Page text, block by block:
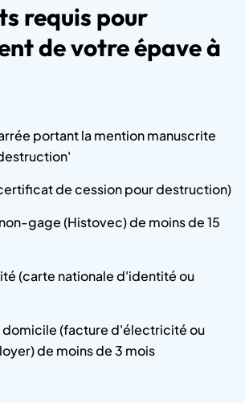
requis pour
de votre épave à
portant la mention manuscrite
de cession pour destruction)
gage (Histovec) de moins de 15
(carte nationale d'identité ou
domicile (facture d'électricité ou
de moins de 3 mois